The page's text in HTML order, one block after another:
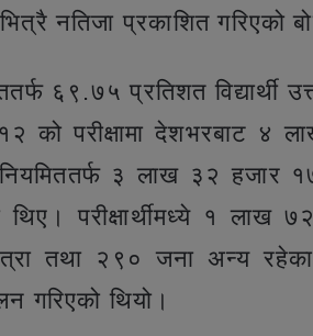
नतिजा प्रकाशित गरिएको
६९.७५ प्रतिशत विद्यार्थी
को परीक्षामा देशभरबाट ४
३ लाख ३२ हजार
थिए। परीक्षार्थीमध्ये १
तथा २९० जना अन्य
गरिएको थियो।